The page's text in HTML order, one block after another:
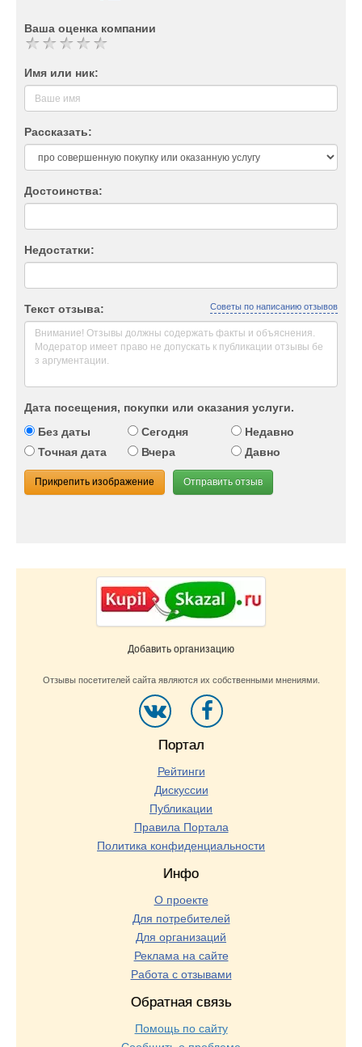
Ваша оценка компании
Имя или ник:
Рассказать:
Достоинства:
Недостатки:
Текст отзыва: Советы по написанию отзывов
Дата посещения, покупки или оказания услуги.
Без даты
Сегодня
Недавно
Точная дата
Вчера Давно
Прикрепить изображение Отправить отзыв
Добавить организацию
Отзывы посетителей сайта являются их собственными мнениями.
Портал
Рейтинги
Дискуссии
Публикации
Правила Портала
Политика конфиденциальности
Инфо
О проекте
Для потребителей
Для организаций
Реклама на сайте
Работа с отзывами
Обратная связь
Помощь по сайту